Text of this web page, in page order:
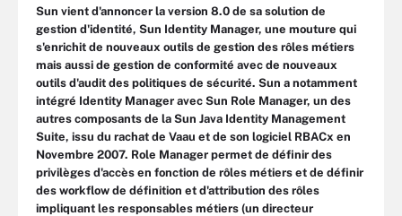
Sun vient d'annoncer la version 8.0 de sa solution de
gestion d'identité, Sun Identity Manager, une mouture qui
s'enrichit de nouveaux outils de gestion des rôles métiers
mais aussi de gestion de conformité avec de nouveaux
outils d'audit des politiques de sécurité. Sun a notamment
intégré Identity Manager avec Sun Role Manager, un des
autres composants de la Sun Java Identity Management
Suite, issu du rachat de Vaau et de son logiciel RBACx en
Novembre 2007. Role Manager permet de définir des
privilèges d'accès en fonction de rôles métiers et de définir
des workflow de définition et d'attribution des rôles
impliquant les responsables métiers (un directeur